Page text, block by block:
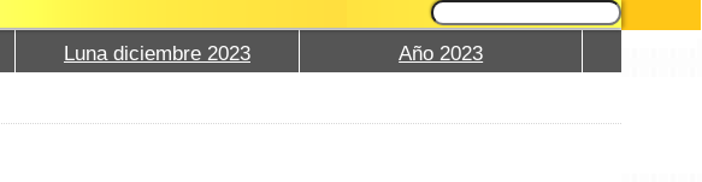
Luna diciembre 2023 Año 2023